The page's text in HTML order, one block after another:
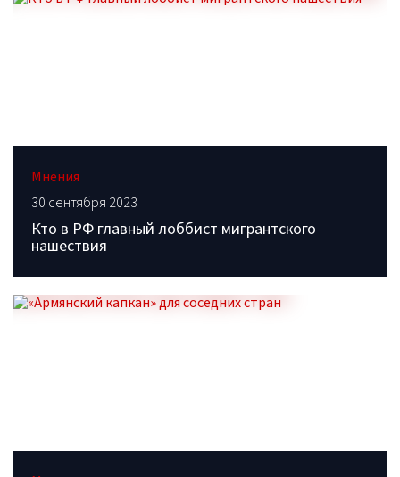
Мнения
30 сентября 2023
Кто в РФ главный лоббист мигрантского
нашествия